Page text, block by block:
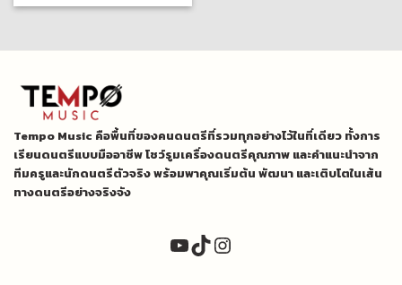
Tempo Music คือพื้นที่ของคนดนตรีที่รวมทุกอย่างไว้ในที่เดียว ทั้งการ
เรียนดนตรีแบบมืออาชีพ โชว์รูมเครื่องดนตรีคุณภาพ และคำแนะนำจาก
ทีมครูและนักดนตรีตัวจริง พร้อมพาคุณเริ่มต้น พัฒนา และเติบโตในเส้น
ทางดนตรีอย่างจริงจัง
YouTube
TikTok
Instagram